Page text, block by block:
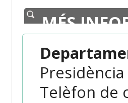
MÉS
Presidència
Telèfon de